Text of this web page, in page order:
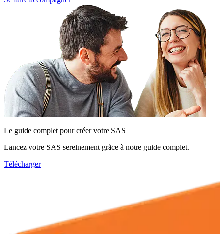
Le guide complet pour créer votre SAS
Lancez votre SAS sereinement grâce à notre guide complet.
Télécharger